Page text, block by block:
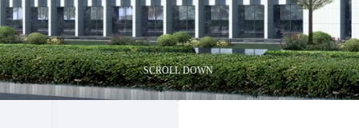
SCROLL DOWN